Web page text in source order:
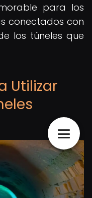
para los
conectados con
los túneles que
Utilizar